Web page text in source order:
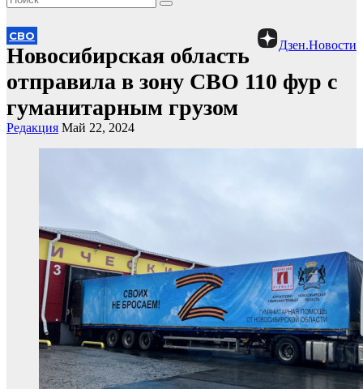
Дзен.Новости
СВО
Новосибирская область
отправила в зону СВО 110 фур с
гуманитарным грузом
Редакция Май 22, 2024